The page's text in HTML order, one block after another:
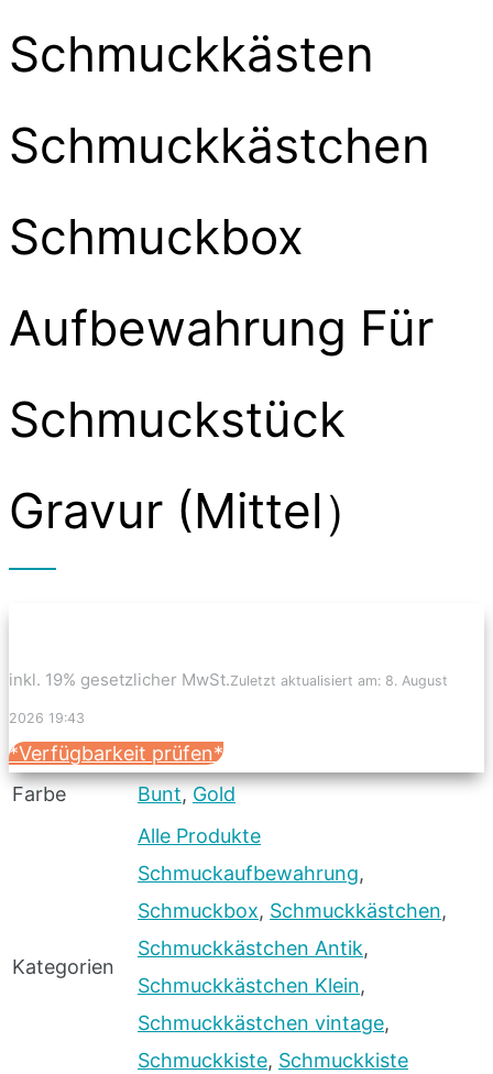
Schmuckkästen
Schmuckkästchen
Schmuckbox
Aufbewahrung Für
Schmuckstück
Gravur (Mittel）
inkl. 19% gesetzlicher MwSt.Zuletzt aktualisiert am: 8. August
2026 19:43
*Verfügbarkeit prüfen*
Farbe
Bunt, Gold
Kategorien
Alle Produkte
Schmuckaufbewahrung,
Schmuckbox, Schmuckkästchen,
Schmuckkästchen Antik,
Schmuckkästchen Klein,
Schmuckkästchen vintage,
Schmuckkiste, Schmuckkiste